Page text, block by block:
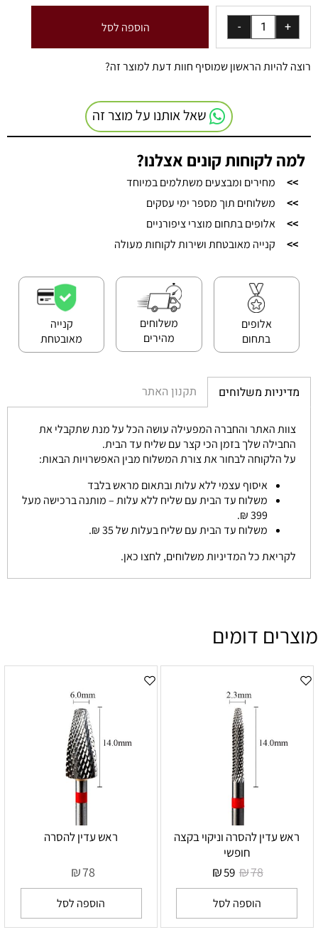
הוספה לסל
רוצה להיות הראשון שמוסיף חוות דעת למוצר זה?
שאל אותנו על מוצר זה
למה לקוחות קונים אצלנו?
>>
מחירים ומבצעים משתלמים במיוחד
>>
משלוחים תוך מספר ימי עסקים
>>
אלופים בתחום מוצרי ציפורניים
>>
קנייה מאובטחת ושירות לקוחות מעולה
אלופים
בתחום
משלוחים
מהירים
קנייה
מאובטחת
מדיניות משלוחים תקנון האתר
צוות האתר והחברה המפעילה עושה הכל על מנת שתקבלי את
החבילה שלך בזמן הכי קצר עם שליח עד הבית.
על הלקוחה לבחור את צורת המשלוח מבין האפשרויות הבאות:
איסוף עצמי ללא עלות ובתאום מראש בלבד
משלוח עד הבית עם שליח ללא עלות – מותנה ברכישה מעל
399 ₪.
משלוח עד הבית עם שליח בעלות של 35 ₪.
לקריאת כל המדיניות משלוחים, לחצו כאן.
מוצרים דומים
ראש עדין להסרה וניקוי בקצה
חופשי
₪78
₪59
הוספה לסל
ראש עדין להסרה
₪78
הוספה לסל